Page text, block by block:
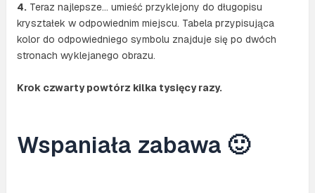
4.Teraz najlepsze… umieść przyklejony do długopisu
kryształek w odpowiednim miejscu. Tabela przypisująca
kolor do odpowiedniego symbolu znajduje się po dwóch
stronach wyklejanego obrazu.
Krok czwarty powtórz kilka tysięcy razy.
Wspaniała zabawa 🙂